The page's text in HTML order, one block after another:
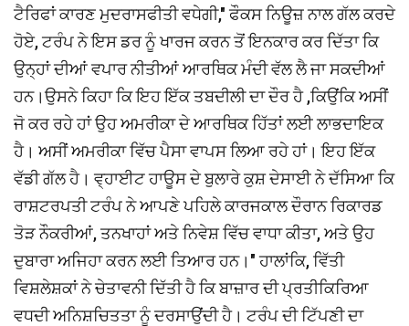
ਟੈਰਿਫਾਂ ਕਾਰਣ ਮੁਦਰਾਸਫੀਤੀ ਵਧੇਗੀ," ਫੌਕਸ ਨਿਊਜ਼ ਨਾਲ ਗੱਲ ਕਰਦੇ
ਹੋਏ, ਟਰੰਪ ਨੇ ਇਸ ਡਰ ਨੂੰ ਖਾਰਜ ਕਰਨ ਤੋਂ ਇਨਕਾਰ ਕਰ ਦਿੱਤਾ ਕਿ
ਉਨ੍ਹਾਂ ਦੀਆਂ ਵਪਾਰ ਨੀਤੀਆਂ ਆਰਥਿਕ ਮੰਦੀ ਵੱਲ ਲੈ ਜਾ ਸਕਦੀਆਂ
ਹਨ।ਉਸਨੇ ਕਿਹਾ ਕਿ ਇਹ ਇੱਕ ਤਬਦੀਲੀ ਦਾ ਦੌਰ ਹੈ ,ਕਿਉਂਕਿ ਅਸੀਂ
ਜੋ ਕਰ ਰਹੇ ਹਾਂ ਉਹ ਅਮਰੀਕਾ ਦੇ ਆਰਥਿਕ ਹਿੱਤਾਂ ਲਈ ਲਾਭਦਾਇਕ
ਹੈ। ਅਸੀਂ ਅਮਰੀਕਾ ਵਿੱਚ ਪੈਸਾ ਵਾਪਸ ਲਿਆ ਰਹੇ ਹਾਂ। ਇਹ ਇੱਕ
ਵੱਡੀ ਗੱਲ ਹੈ। ਵ੍ਹਾਈਟ ਹਾਊਸ ਦੇ ਬੁਲਾਰੇ ਕੁਸ਼ ਦੇਸਾਈ ਨੇ ਦੱਸਿਆ ਕਿ
ਰਾਸ਼ਟਰਪਤੀ ਟਰੰਪ ਨੇ ਆਪਣੇ ਪਹਿਲੇ ਕਾਰਜਕਾਲ ਦੌਰਾਨ ਰਿਕਾਰਡ
ਤੋੜ ਨੌਕਰੀਆਂ, ਤਨਖਾਹਾਂ ਅਤੇ ਨਿਵੇਸ਼ ਵਿੱਚ ਵਾਧਾ ਕੀਤਾ, ਅਤੇ ਉਹ
ਦੁਬਾਰਾ ਅਜਿਹਾ ਕਰਨ ਲਈ ਤਿਆਰ ਹਨ।" ਹਾਲਾਂਕਿ, ਵਿੱਤੀ
ਵਿਸ਼ਲੇਸ਼ਕਾਂ ਨੇ ਚੇਤਾਵਨੀ ਦਿੱਤੀ ਹੈ ਕਿ ਬਾਜ਼ਾਰ ਦੀ ਪ੍ਰਤੀਕਿਰਿਆ
ਵਧਦੀ ਅਨਿਸ਼ਚਿਤਤਾ ਨੂੰ ਦਰਸਾਉਂਦੀ ਹੈ। ਟਰੰਪ ਦੀ ਟਿੱਪਣੀ ਦਾ